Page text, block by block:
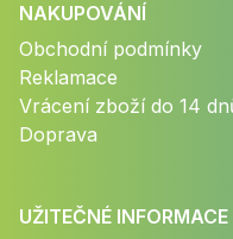
NAKUPOVÁNÍ
Obchodní podmínky
Reklamace
Vrácení zboží do 14
Doprava
UŽITEČNÉ INFORMACE